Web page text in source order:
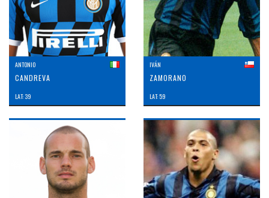
ANTONIO
CANDREVA
LAT: 39
IVÁN
ZAMORANO
LAT: 59